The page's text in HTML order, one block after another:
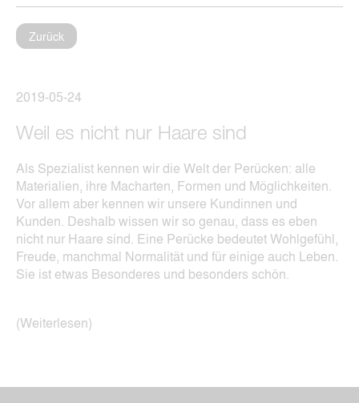
Zurück
2019-05-24
Weil es nicht nur Haare sind
Als Spezialist kennen wir die Welt der Perücken: alle
Materialien, ihre Macharten, Formen und Möglichkeiten.
Vor allem aber kennen wir unsere Kundinnen und
Kunden. Deshalb wissen wir so genau, dass es eben
nicht nur Haare sind. Eine Perücke bedeutet Wohlgefühl,
Freude, manchmal Normalität und für einige auch Leben.
Sie ist etwas Besonderes und besonders schön.
(Weiterlesen)